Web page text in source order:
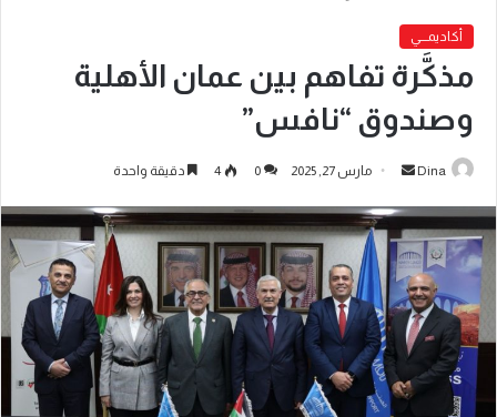
أكاديمـــي
مذكَّرة تفاهم بين عمان الأهلية
وصندوق “نافس”
Dina مارس 27, 2025 0
4 دقيقة واحدة